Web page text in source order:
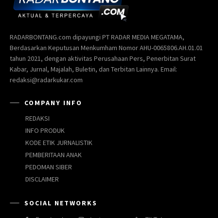
RADARBONTANG.com dipayungi PT RADAR MEDIA MEGATAMA,
Berdasarkan Keputusan Menkumham Nomor AHU-0065806.AH.01.01
tahun 2021, dengan aktivitas Perusahaan Pers, Penerbitan Surat
Kabar, Jurnal, Majalah, Buletin, dan Terbitan Lainnya. Email:
redaksi@radarkukar.com
COMPANY INFO
REDAKSI
INFO PRODUK
KODE ETIK JURNALISTIK
PEMBERITAAN ANAK
PEDOMAN SIBER
DISCLAIMER
SOCIAL NETWORKS